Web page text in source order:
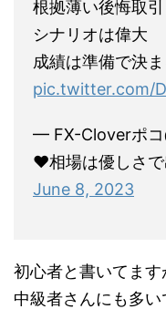
根拠薄い後悔取
シナリオは偉大
成績は準備で決
pic.twitter.com/
— FX-Cloverポコ
❤︎相場は優しさ
June 8, 2023
初心者と書いてます
中級者さんにも多い